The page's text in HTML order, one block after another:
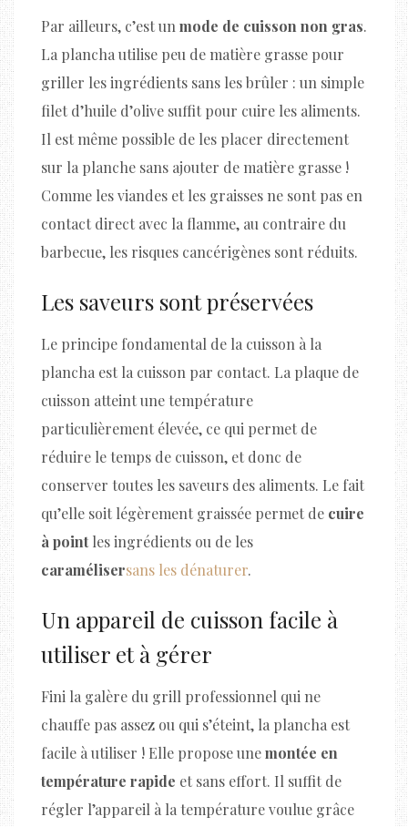
Par ailleurs, c’est unmode de cuisson non gras.
La plancha utilise peu de matière grasse pour
griller les ingrédients sans les brûler : un simple
filet d’huile d’olive suffit pour cuire les aliments.
Il est même possible de les placer directement
sur la planche sans ajouter de matière grasse !
Comme les viandes et les graisses ne sont pas en
contact direct avec la flamme, au contraire du
barbecue, les risques cancérigènes sont réduits.
Les saveurs sont préservées
Le principe fondamental de la cuisson à la
plancha est la cuisson par contact. La plaque de
cuisson atteint une température
particulièrement élevée, ce qui permet de
réduire le temps de cuisson, et donc de
conserver toutes les saveurs des aliments. Le fait
qu’elle soit légèrement graissée permet de cuire
à pointles ingrédients ou de les
caramélisersans les dénaturer.
Un appareil de cuisson facile à
utiliser et à gérer
Fini la galère du grill professionnel qui ne
chauffe pas assez ou qui s’éteint, la plancha est
facile à utiliser ! Elle propose unemontée en
température rapide et sans effort. Il suffit de
régler l’appareil à la température voulue grâce